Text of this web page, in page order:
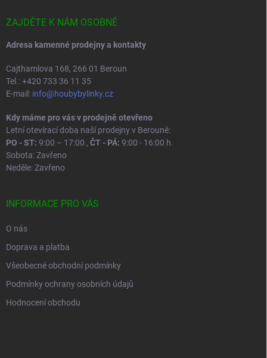
ZAJDĚTE K NÁM OSOBNĚ
Adresa kamenné prodejny a kontakty
Cajthamlova 168, 266 01 Beroun
Tel.: +420 733 36 11 35
E-mail: info@houbybylinky.cz
Kdy máme pro vás v prodejně otevřeno
Letní otevírací doba naší prodejny v Berouně:
PO - ST: 9:00 – 17:00 , ČT - PÁ: 9:00 - 16:00 h.
Sobota: Zavřeno
Neděle: Zavřeno
INFORMACE PRO VÁS
O nás
Doprava a platba
Všeobecné obchodní podmínky
Podmínky ochrany osobních údajů
Hodnocení obchodu